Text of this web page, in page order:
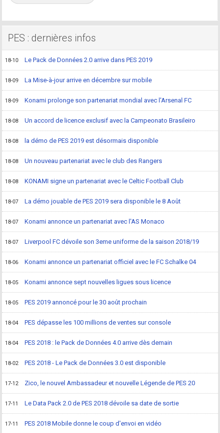
PES : dernières infos
18-10 Le Pack de Données 2.0 arrive dans PES 2019
18-09 La Mise-à-jour arrive en décembre sur mobile
18-09 Konami prolonge son partenariat mondial avec l'Arsenal FC
18-08 Un accord de licence exclusif avec la Campeonato Brasileiro
18-08 la démo de PES 2019 est désormais disponible
18-08 Un nouveau partenariat avec le club des Rangers
18-08 KONAMI signe un partenariat avec le Celtic Football Club
18-07 La démo jouable de PES 2019 sera disponible le 8 Août
18-07 Konami annonce un partenariat avec l'AS Monaco
18-07 Liverpool FC dévoile son 3eme uniforme de la saison 2018/19
18-06 Konami annonce un partenariat officiel avec le FC Schalke 04
18-05 Konami annonce sept nouvelles ligues sous licence
18-05 PES 2019 annoncé pour le 30 août prochain
18-04 PES dépasse les 100 millions de ventes sur console
18-04 PES 2018 : le Pack de Données 4.0 arrive dès demain
18-02 PES 2018 - Le Pack de Données 3.0 est disponible
17-12 Zico, le nouvel Ambassadeur et nouvelle Légende de PES 20
17-11 Le Data Pack 2.0 de PES 2018 dévoile sa date de sortie
17-11 PES 2018 Mobile donne le coup d'envoi en vidéo